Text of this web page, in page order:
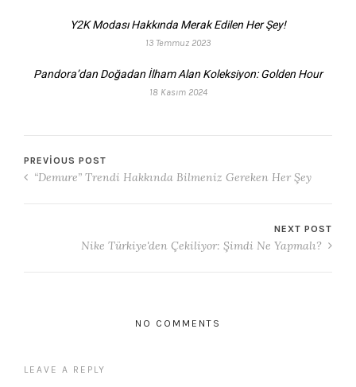
Y2K Modası Hakkında Merak Edilen Her Şey!
13 Temmuz 2023
Pandora’dan Doğadan İlham Alan Koleksiyon: Golden Hour
18 Kasım 2024
PREVIOUS POST
“Demure” Trendi Hakkında Bilmeniz Gereken Her Şey
NEXT POST
Nike Türkiye'den Çekiliyor: Şimdi Ne Yapmalı?
NO COMMENTS
LEAVE A REPLY